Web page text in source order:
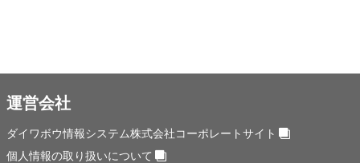
運営会社
ダイワボウ情報システム株式会社コーポレートサイト
個人情報の取り扱いについて